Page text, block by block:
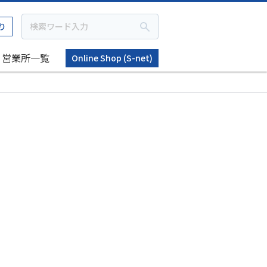
営業所一覧
Online Shop (S-net)